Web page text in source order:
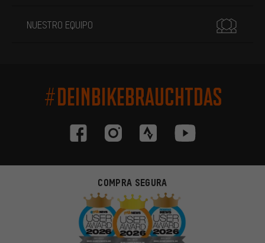
NUESTRO EQUIPO
#DEINBIKEBRAUCHTDAS
COMPRA SEGURA